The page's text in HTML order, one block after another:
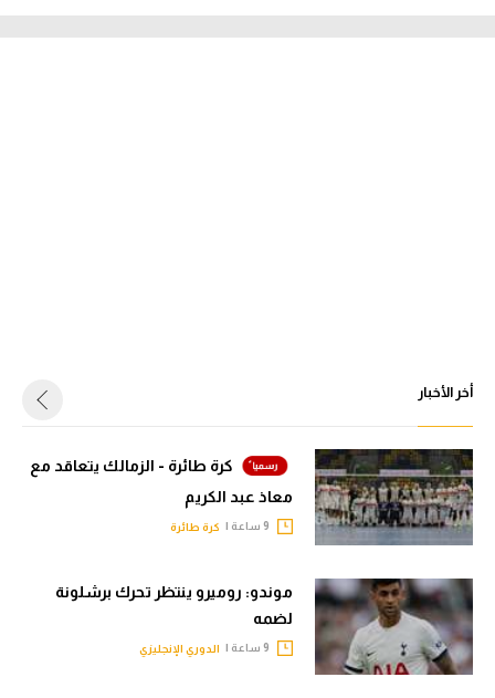
أخر الأخبار
كرة طائرة - الزمالك يتعاقد مع
معاذ عبد الكريم
كرة طائرة
موندو: روميرو ينتظر تحرك برشلونة
لضمه
الدوري الإنجليزي